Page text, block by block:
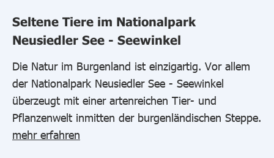
Seltene Tiere im Nationalpark
Neusiedler See - Seewinkel
Die Natur im Burgenland ist einzigartig. Vor allem
der Nationalpark Neusiedler See - Seewinkel
überzeugt mit einer artenreichen Tier- und
Pflanzenwelt inmitten der burgenländischen Steppe.
mehr erfahren